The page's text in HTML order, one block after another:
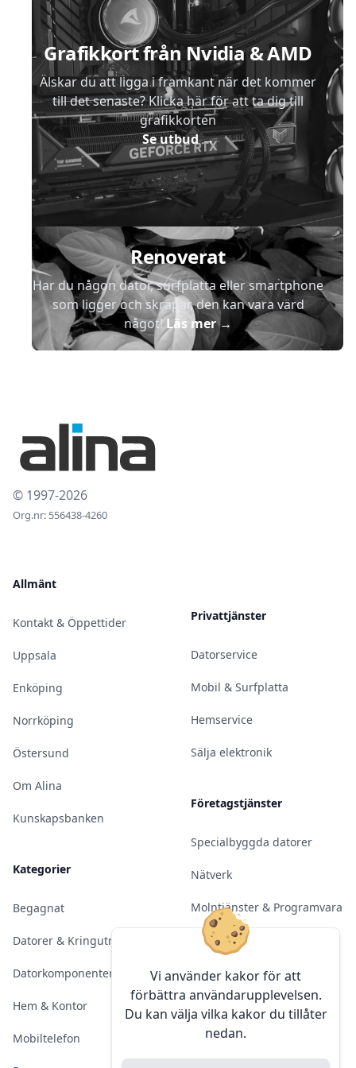
Vi använder kakor för att
förbättra användarupplevelsen.
Du kan välja vilka kakor du tillåter
nedan.
Grafikkort från Nvidia & AMD
Älskar du att ligga i framkant när det kommer
till det senaste? Klicka här för att ta dig till
grafikkorten
Se utbud→
Renoverat
Har du någon dator, surfplatta eller smartphone
som ligger och skräpar, den kan vara värd
något!Läs mer→
© 1997-2026
Org.nr: 556438-4260
Allmänt
Kontakt & Öppettider
Uppsala
Enköping
Norrköping
Östersund
Om Alina
Kunskapsbanken
Kategorier
Begagnat
Datorer & Kringutrustning
Datorkomponenter
Hem & Kontor
Mobiltelefon
Privattjänster
Datorservice
Mobil & Surfplatta
Hemservice
Sälja elektronik
Företagstjänster
Specialbyggda datorer
Nätverk
Molntjänster & Programvara
Server & Backup
Kameraövervakning
Konferens & Public Display
Sälja elektronik